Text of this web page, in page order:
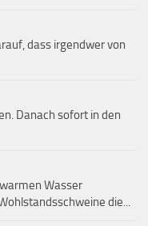
dass irgendwer von
Danach sofort in den
Wasser
die...